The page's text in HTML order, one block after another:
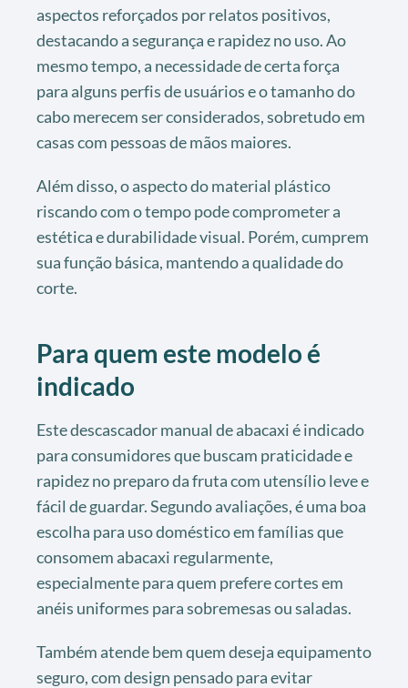
aspectos reforçados por relatos positivos,
destacando a segurança e rapidez no uso. Ao
mesmo tempo, a necessidade de certa força
para alguns perfis de usuários e o tamanho do
cabo merecem ser considerados, sobretudo em
casas com pessoas de mãos maiores.
Além disso, o aspecto do material plástico
riscando com o tempo pode comprometer a
estética e durabilidade visual. Porém, cumprem
sua função básica, mantendo a qualidade do
corte.
Para quem este modelo é
indicado
Este descascador manual de abacaxi é indicado
para consumidores que buscam praticidade e
rapidez no preparo da fruta com utensílio leve e
fácil de guardar. Segundo avaliações, é uma boa
escolha para uso doméstico em famílias que
consomem abacaxi regularmente,
especialmente para quem prefere cortes em
anéis uniformes para sobremesas ou saladas.
Também atende bem quem deseja equipamento
seguro, com design pensado para evitar